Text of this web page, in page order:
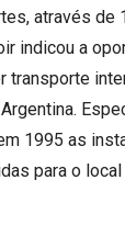
através de
indicou a
transporte
1995 as
para o